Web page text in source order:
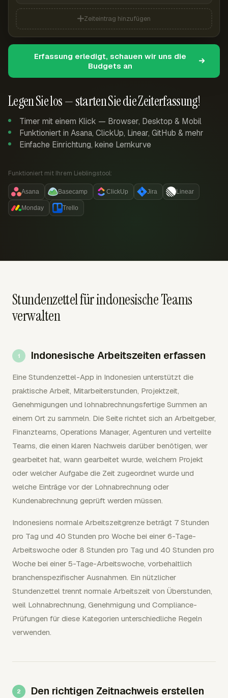
Legen Sie los — starten Sie die Zeiterfassung!
Timer mit einem Klick — Browser, Desktop & Mobil
Funktioniert in Asana, ClickUp, Linear, GitHub & mehr
Einfache Einrichtung, keine Lernkurve
Funktioniert mit Ihrem Lieblingstool:
Asana Basecamp ClickUp Jira Linear
Monday Trello
Zeiteintrag hinzufügen
Erfassung erledigt, schauen wir uns die
Budgets an
Stundenzettel für indonesische Teams
verwalten
Indonesische Arbeitszeiten erfassen
Eine Stundenzettel-App in Indonesien unterstützt die
praktische Arbeit, Mitarbeiterstunden, Projektzeit,
Genehmigungen und lohnabrechnungsfertige Summen an
einem Ort zu sammeln. Die Seite richtet sich an Arbeitgeber,
Finanzteams, Operations Manager, Agenturen und verteilte
Teams, die einen klaren Nachweis darüber benötigen, wer
gearbeitet hat, wann gearbeitet wurde, welchem Projekt
oder welcher Aufgabe die Zeit zugeordnet wurde und
welche Einträge vor der Lohnabrechnung oder
Kundenabrechnung geprüft werden müssen.
Indonesiens normale Arbeitszeitgrenze beträgt 7 Stunden
pro Tag und 40 Stunden pro Woche bei einer 6-Tage-
Arbeitswoche oder 8 Stunden pro Tag und 40 Stunden pro
Woche bei einer 5-Tage-Arbeitswoche, vorbehaltlich
branchenspezifischer Ausnahmen. Ein nützlicher
Stundenzettel trennt normale Arbeitszeit von Überstunden,
weil Lohnabrechnung, Genehmigung und Compliance-
Prüfungen für diese Kategorien unterschiedliche Regeln
verwenden.
Den richtigen Zeitnachweis erstellen